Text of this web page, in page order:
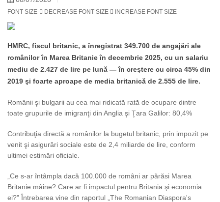
FONT SIZE DECREASE FONT SIZE INCREASE FONT SIZE
HMRC, fiscul britanic, a înregistrat 349.700 de angajări ale
românilor în Marea Britanie în decembrie 2025, cu un salariu
mediu de 2.427 de lire pe lună — în creştere cu circa 45% din
2019 şi foarte aproape de media britanică de 2.555 de lire.
Românii şi bulgarii au cea mai ridicată rată de ocupare dintre
toate grupurile de imigranţi din Anglia şi Ţara Galilor: 80,4%
Contribuţia directă a românilor la bugetul britanic, prin impozit pe
venit şi asigurări sociale este de 2,4 miliarde de lire, conform
ultimei estimări oficiale.
„Ce s-ar întâmpla dacă 100.000 de români ar părăsi Marea
Britanie mâine? Care ar fi impactul pentru Britania şi economia
ei?" Întrebarea vine din raportul „The Romanian Diaspora's